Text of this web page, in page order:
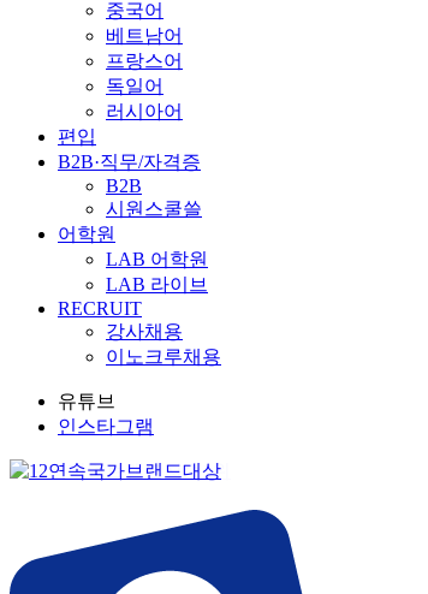
중국어
베트남어
프랑스어
독일어
러시아어
편입
B2B·직무/자격증
B2B
시원스쿨쓸
어학원
LAB 어학원
LAB 라이브
RECRUIT
강사채용
이노크루채용
유튜브
인스타그램